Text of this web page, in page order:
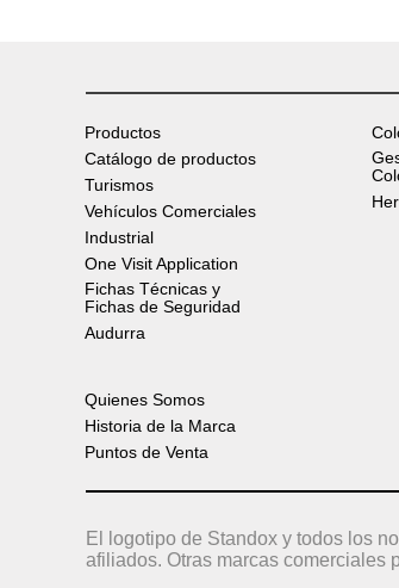
Productos
Catálogo de productos
Turismos
Vehículos Comerciales
Industrial
One Visit Application
Fichas Técnicas y
Fichas de Seguridad
Audurra
Quienes Somos
Historia de la Marca
Puntos de Venta
El logotipo de Standox y todos los
afiliados. Otras marcas comerciales